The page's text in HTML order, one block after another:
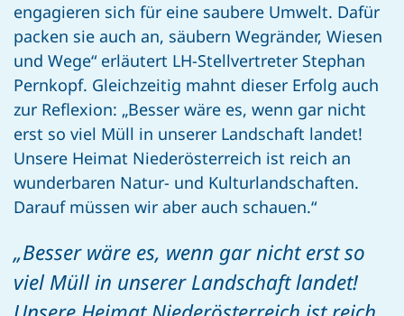
engagieren sich für eine saubere Umwelt. Dafür
packen sie auch an, säubern Wegränder, Wiesen
und Wege“ erläutert LH-Stellvertreter Stephan
Pernkopf. Gleichzeitig mahnt dieser Erfolg auch
zur Reflexion: „Besser wäre es, wenn gar nicht
erst so viel Müll in unserer Landschaft landet!
Unsere Heimat Niederösterreich ist reich an
wunderbaren Natur- und Kulturlandschaften.
Darauf müssen wir aber auch schauen.“
„Besser wäre es, wenn gar nicht erst so
viel Müll in unserer Landschaft landet!